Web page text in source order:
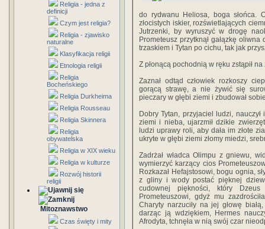
Religia - jedna z
definicji
Czym jest religia?
Religia - zjawisko
naturalne
Klasyfikacja religii
Etnologia religii
Religia
Bocheńskiego
Religia Durkheima
Religia Rousseau
Religia Skinnera
Religia
obywatelska
Religia w XIX wieku
Religia w kulturze
Rozwój historii
religii
Mitoznawstwo
Czas święty i mity
do rydwanu Heliosa, boga słońca.
złocistych iskier, rozświetlających
Jutrzenki, by wyruszyć w drogę
Prometeusz przytknął gałązkę
trzaskiem i Tytan po cichu, tak jak
Z płonącą pochodnią w ręku zstąpił
Zaznał odtąd człowiek rozkoszy
gorącą strawę, a nie żywić się
pieczary w głębi ziemi i zbudował
Dobry Tytan, przyjaciel ludzi,
ziemi i nieba, ujarzmił dzikie
ludzi uprawy roli, aby dała im złote
ukryte w głębi ziemi złomy miedzi,
Zadrżał władca Olimpu z gniewu,
wymierzyć karzący cios
Rozkazał Hefajstosowi, bogu ognia,
z gliny i wody postać pięknej
cudownej piękności, który
Prometeuszowi, gdyż mu
Charyty narzuciły na jej głowę
darząc ją wdziękiem, Hermes
Afrodyta, tchnęła w nią swój czar